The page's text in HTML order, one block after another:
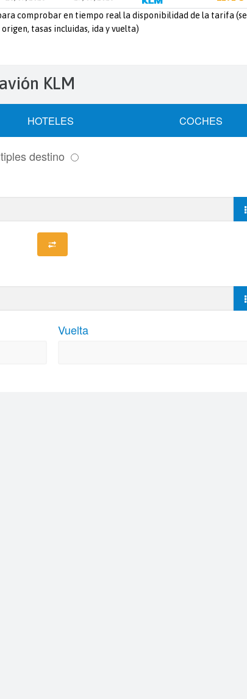
comprobar en tiempo real la disponibilidad de la tarifa (se
origen, tasas incluidas, ida y vuelta)
KLM